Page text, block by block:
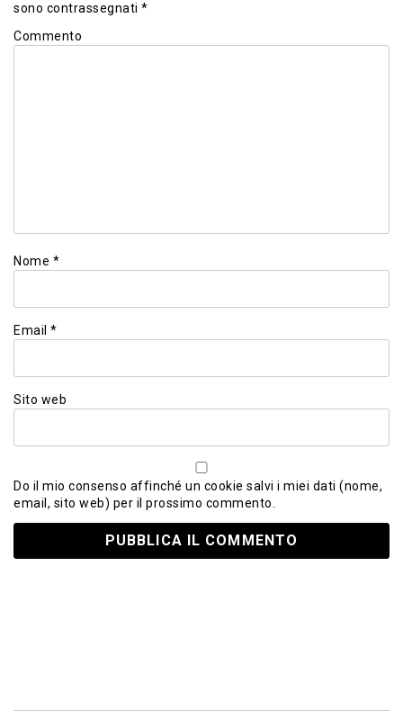
sono contrassegnati *
Commento
Nome *
Email *
Sito web
Do il mio consenso affinché un cookie salvi i miei dati (nome,
email, sito web) per il prossimo commento.